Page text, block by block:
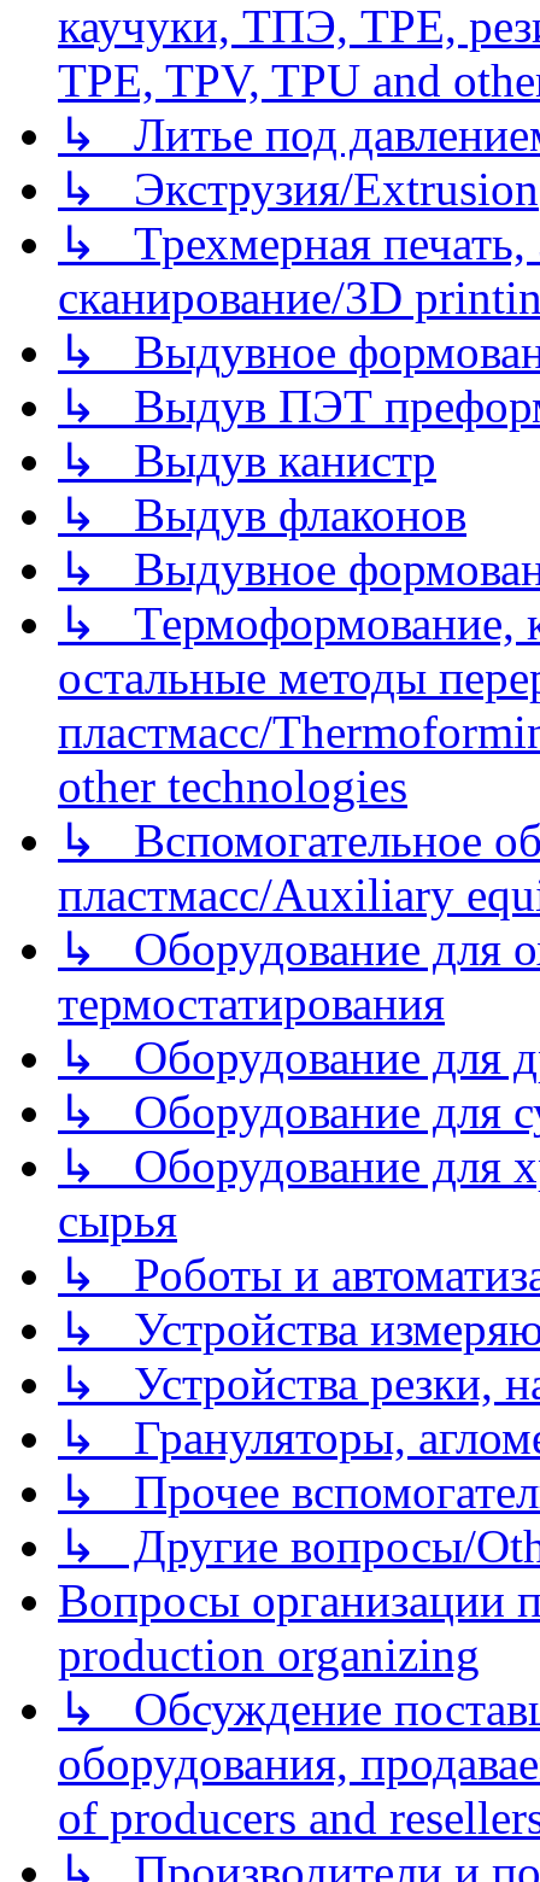
каучуки, ТПЭ, TPE,
TPE, TPV, TPU and
↳ Литье под
↳ Экструзия/Extrusion
↳ Трехмерная
сканирование/3D
↳ Выдувное
↳ Выдув ПЭТ
↳ Выдув канистр
↳ Выдув флаконов
↳ Выдувное
↳ Термоформование,
остальные методы
пластмасс/
other technologies
↳ Вспомогательное
пластмасс/Auxiliary
↳ Оборудование для
термостатирования
↳ Оборудование для
↳ Оборудование для
↳ Оборудование для
сырья
↳ Роботы и
↳ Устройства
↳ Устройства резки,
↳ Грануляторы,
↳ Прочее
↳ Другие вопросы/
Вопросы организации
production organizing
↳ Обсуждение
оборудования,
of producers and